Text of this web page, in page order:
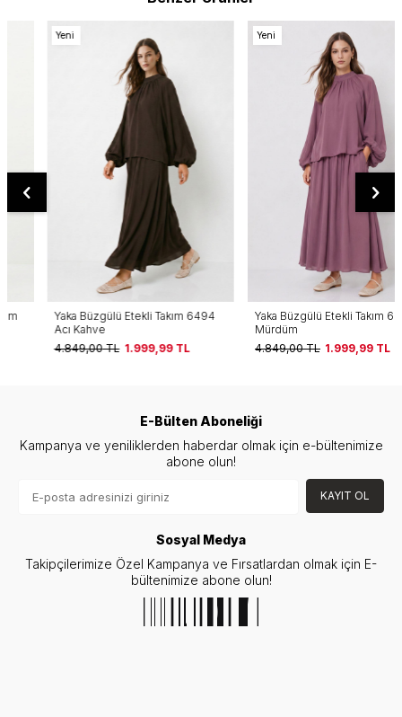
Yaka Büzgülü Etekli Takım 6494
Acı Kahve
4.849,00TL 1.999,99TL
Yaka Büzgülü Etekli Takım 6494
Mürdüm
4.849,00TL 1.999,99TL
E-Bülten Aboneliği
Kampanya ve yeniliklerden haberdar olmak için e-bültenimize
abone olun!
KAYIT OL
Sosyal Medya
Takipçilerimize Özel Kampanya ve Fırsatlardan olmak için E-
bültenimize abone olun!